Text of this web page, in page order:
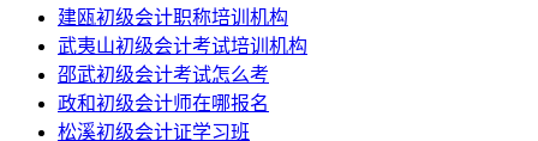
建瓯初级会计职称培训机构
武夷山初级会计考试培训机构
邵武初级会计考试怎么考
政和初级会计师在哪报名
松溪初级会计证学习班